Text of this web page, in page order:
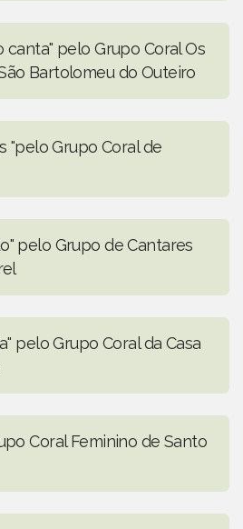
canta" pelo Grupo Coral Os
Bartolomeu do Outeiro
"pelo Grupo Coral de
pelo Grupo de Cantares
pelo Grupo Coral da Casa
Coral Feminino de Santo